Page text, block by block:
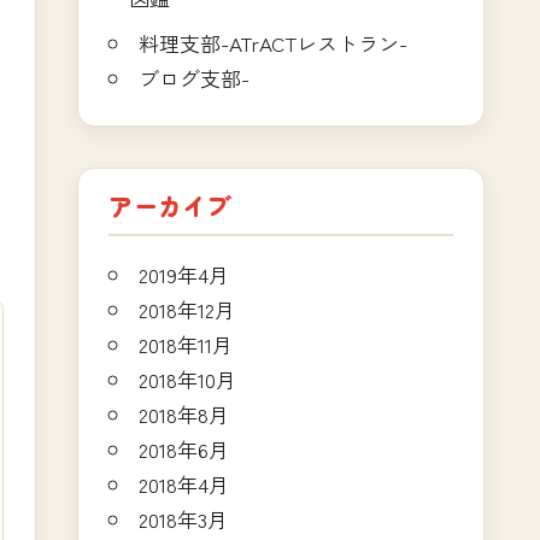
料理支部-ATrACTレストラン-
ブログ支部-
アーカイブ
2019年4月
2018年12月
2018年11月
2018年10月
2018年8月
2018年6月
2018年4月
2018年3月